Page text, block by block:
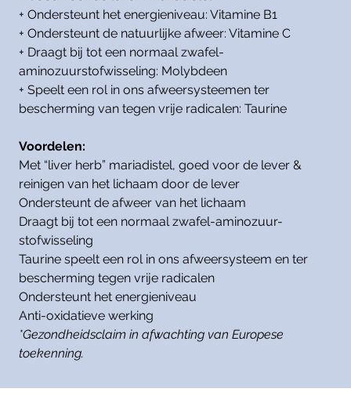
+ Ondersteunt het energieniveau: Vitamine B1
+ Ondersteunt de natuurlijke afweer: Vitamine C
+ Draagt bij tot een normaal zwafel-
aminozuurstofwisseling: Molybdeen
+ Speelt een rol in ons afweersysteemen ter
bescherming van tegen vrije radicalen: Taurine
Voordelen:
Met “liver herb” mariadistel, goed voor de lever &
reinigen van het lichaam door de lever
Ondersteunt de afweer van het lichaam
Draagt bij tot een normaal zwafel-aminozuur-
stofwisseling
Taurine speelt een rol in ons afweersysteem en ter
bescherming tegen vrije radicalen
Ondersteunt het energieniveau
Anti-oxidatieve werking
*Gezondheidsclaim in afwachting van Europese
toekenning.